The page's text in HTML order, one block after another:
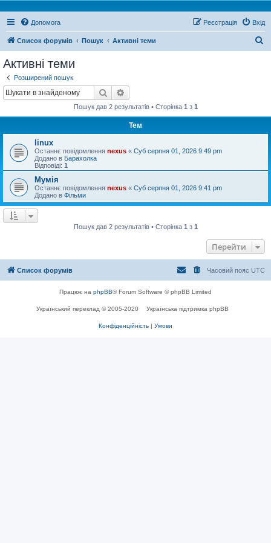
Допомога Вхід
Реєстрація
Список форумів Пошук Активні теми
Активні теми
Розширений пошук
Пошук
Пошук дав 2 результатів • Сторінка 1 з 1
Тем
linux
Останнє повідомлення nexus « Суб серпня 01, 2026 9:49 pm
Додано в Барахолка
Відповіді: 1
Мумія
Останнє повідомлення nexus « Суб серпня 01, 2026 9:41 pm
Додано в Фільми
Пошук дав 2 результатів • Сторінка 1 з 1
Перейти
Список форумів Часовий пояс UTC
Працює на phpBB® Forum Software © phpBB Limited
Український переклад © 2005-2020 Українська підтримка phpBB
Конфіденційність | Умови